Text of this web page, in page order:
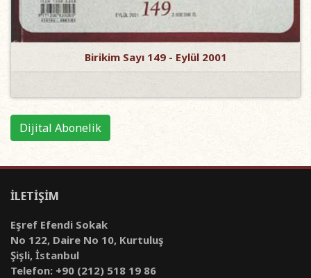
Birikim Sayı 149 - Eylül 2001
Dijital Abonelik
İLETİŞİM
Eşref Efendi Sokak
No 122, Daire No 10, Kurtuluş
Şişli, İstanbul
Telefon: +90 (212) 518 19 86